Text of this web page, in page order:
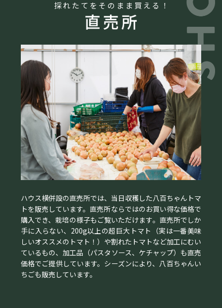
採れたてをそのまま買える！
ハウス横併設の直売所では、当日収穫した八百ちゃんトマ
トを販売しています。直売所ならではのお買い得な価格で
購入でき、栽培の様子もご覧いただけます。直売所でしか
手に入らない、200g以上の超巨大トマト（実は一番美味
しいオススメのトマト！）や割れたトマトなど加工にむい
ているもの、加工品（パスタソース、ケチャップ）も直売
価格でご提供しています。シーズンにより、八百ちゃんい
ちごも販売しています。